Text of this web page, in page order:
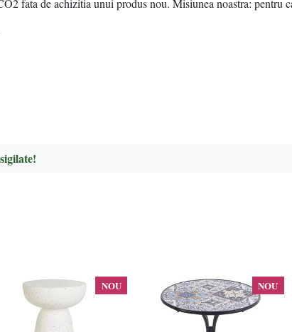
fata de achizitia unui produs nou. Misiunea noastra:
NOU NOU